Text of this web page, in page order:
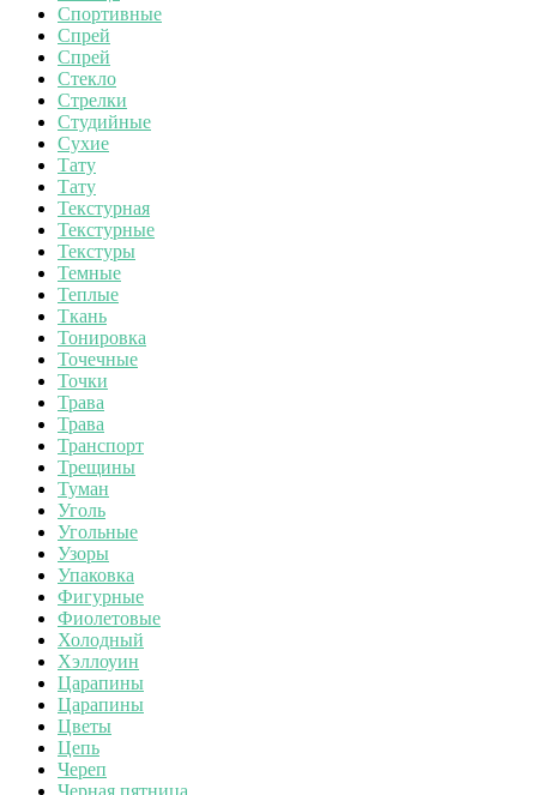
Спортивные
Спрей
Спрей
Стекло
Стрелки
Студийные
Сухие
Тату
Тату
Текстурная
Текстурные
Текстуры
Темные
Теплые
Ткань
Тонировка
Точечные
Точки
Трава
Трава
Транспорт
Трещины
Туман
Уголь
Угольные
Узоры
Упаковка
Фигурные
Фиолетовые
Холодный
Хэллоуин
Царапины
Царапины
Цветы
Цепь
Череп
Черная пятница